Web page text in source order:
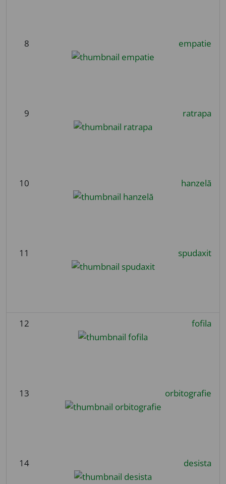
8 empatie
9 ratrapa
10 hanzelă
11 spudaxit
12 fofila
13 orbitografie
14 desista